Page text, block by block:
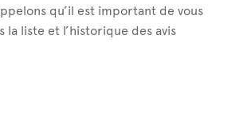
qu’il est important de vous
liste et l’historique des avis